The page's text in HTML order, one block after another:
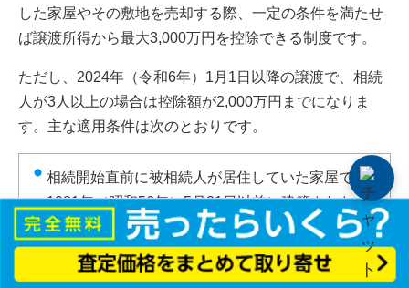
した家屋やその敷地を売却する際、一定の条件を満たせ
ば譲渡所得から最大3,000万円を控除できる制度です。
ただし、2024年（令和6年）1月1日以降の譲渡で、相続
人が3人以上の場合は控除額が2,000万円までになりま
す。主な適用条件は次のとおりです。
相続開始直前に被相続人が居住していた家屋で、
1981年（昭和56年）5月31日以前に建築されたも
のである
売却代金が1億円以下である